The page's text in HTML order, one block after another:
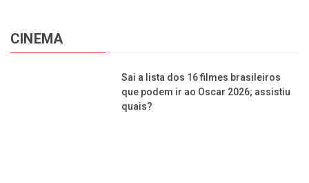
CINEMA
Sai a lista dos 16 filmes brasileiros
que podem ir ao Oscar 2026; assistiu
quais?